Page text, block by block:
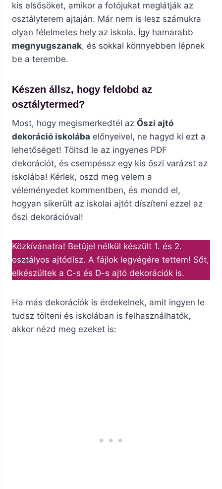
kis elsősöket, amikor a fotójukat meglátják az
osztályterem ajtaján. Már nem is lesz számukra
olyan félelmetes hely az iskola. Így hamarabb
megnyugszanak, és sokkal könnyebben lépnek
be a terembe.
Készen állsz, hogy feldobd az
osztálytermed?
Most, hogy megismerkedtél az Őszi ajtó
dekoráció iskolába előnyeivel, ne hagyd ki ezt a
lehetőséget! Töltsd le az ingyenes PDF
dekorációt, és csempéssz egy kis őszi varázst az
iskolába! Kérlek, oszd meg velem a
véleményedet kommentben, és mondd el,
hogyan sikerült az iskolai ajtót díszíteni ezzel az
őszi dekorációval!
Közkívánatra! Betűjel nélkül készült 1. és 2.
osztályos ajtódísz. A fájlok legvégére tettem! Sőt,
elkészültek a C-s és D-s ajtó dekorációk is.
Ha más dekorációk is érdekelnek, amit ingyen le
tudsz tölteni és iskolában is felhasználhatók,
akkor nézd meg ezeket is: